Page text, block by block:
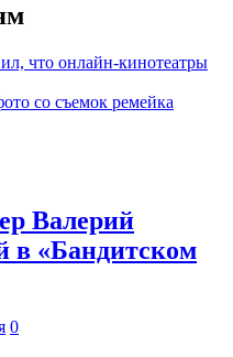
что онлайн-кинотеатры
со съемок ремейка
Валерий
в «Бандитском
0